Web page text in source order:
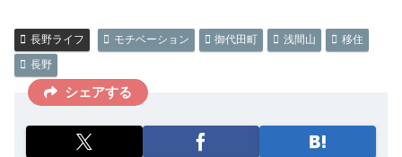
長野ライフ モチベーション 御代田町 浅間山
移住
長野
シェアする